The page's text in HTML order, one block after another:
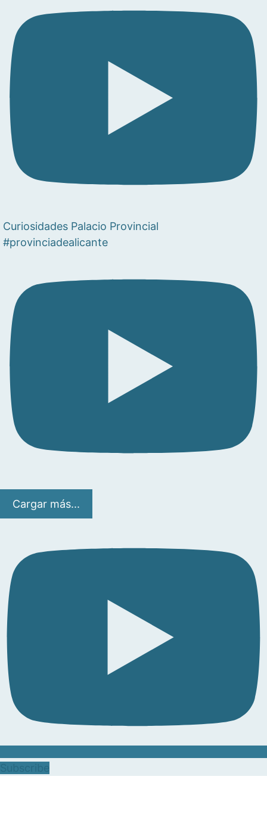
Curiosidades Palacio Provincial
#provinciadealicante
Cargar más...